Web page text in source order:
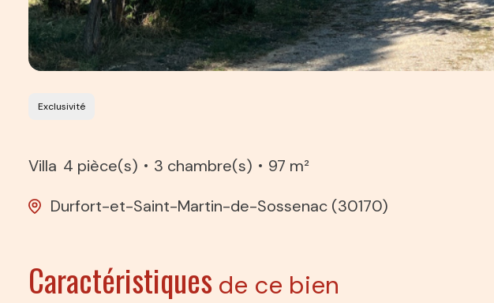
Exclusivité
Villa 4 pièce(s) 3 chambre(s)
97 m²
Durfort-et-Saint-Martin-de-Sossenac (30170)
Caractéristiques de ce bien